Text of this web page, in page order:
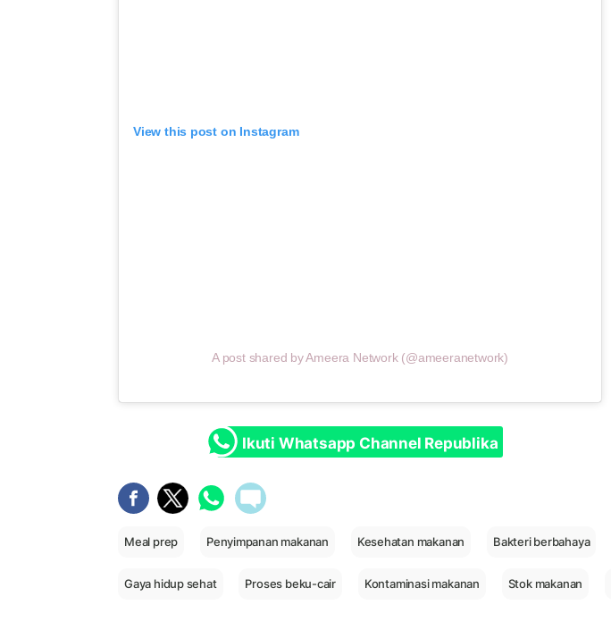
View this post on Instagram
A post shared by Ameera Network (@ameeranetwork)
Ikuti Whatsapp Channel Republika
Meal prep Penyimpanan makanan Kesehatan makanan Bakteri berbahaya
Gaya hidup sehat Proses beku-cair Kontaminasi makanan Stok makanan